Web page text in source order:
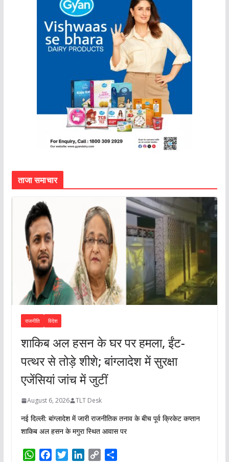
ताजा समाचार
राजनीति विदेश
शाकिब अल हसन के घर पर हमला, ईंट-
पत्थर से तोड़े शीशे; बांग्लादेश में सुरक्षा
एजेंसियां जांच में जुटीं
August 6, 2026 TLT Desk
नई दिल्ली: बांग्लादेश में जारी राजनीतिक तनाव के बीच पूर्व क्रिकेट कप्तान
शाकिब अल हसन के मगुरा स्थित आवास पर
W